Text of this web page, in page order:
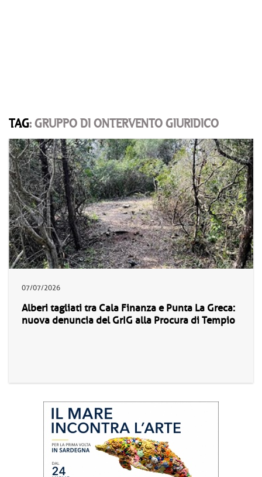
TAG: GRUPPO DI ONTERVENTO GIURIDICO
07/07/2026
Alberi tagliati tra Cala Finanza e Punta La Greca:
nuova denuncia del GrIG alla Procura di Tempio